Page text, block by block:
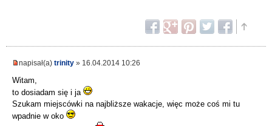
napisał(a) trinity » 16.04.2014 10:26
Witam,
to dosiadam się i ja
Szukam miejscówki na najbliższe wakacje, więc może coś mi tu
wpadnie w oko